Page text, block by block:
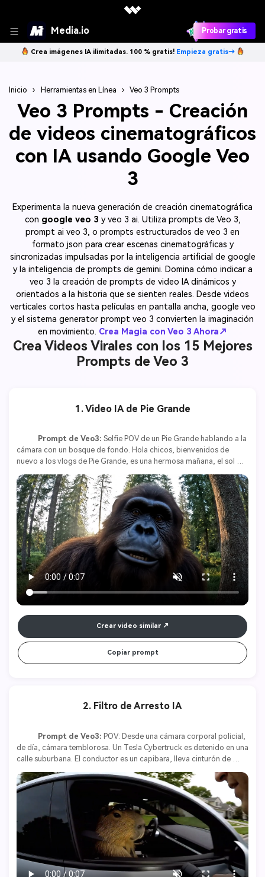
Media.io Probar gratis
Crea imágenes IA ilimitadas. 100 % gratis! Empieza gratis→
Inicio › Herramientas en Línea › Veo 3 Prompts
Veo 3 Prompts - Creación
de videos cinematográficos
con IA usando Google Veo
3
Experimenta la nueva generación de creación cinematográfica
con google veo 3 y veo 3 ai. Utiliza prompts de Veo 3,
prompt ai veo 3, o prompts estructurados de veo 3 en
formato json para crear escenas cinematográficas y
sincronizadas impulsadas por la inteligencia artificial de google
y la inteligencia de prompts de gemini. Domina cómo indicar a
veo 3 la creación de prompts de video IA dinámicos y
orientados a la historia que se sienten reales. Desde videos
verticales cortos hasta películas en pantalla ancha, google veo
y el sistema generator prompt veo 3 convierten la imaginación
en movimiento. Crea Magia con Veo 3 Ahora↗
Crea Videos Virales con los 15 Mejores
Prompts de Veo 3
1. Video IA de Pie Grande
Prompt de Veo3: Selfie POV de un Pie Grande hablando a la
cámara con un bosque de fondo. Hola chicos, bienvenidos de
nuevo a los vlogs de Pie Grande, es una hermosa mañana, el sol
brilla, los pájaros cantan, absolutamente un día perfecto
Crear video similar
Copiar prompt
2. Filtro de Arresto IA
Prompt de Veo3: POV: Desde una cámara corporal policial,
de día, cámara temblorosa. Un Tesla Cybertruck es detenido en una
calle suburbana. El conductor es un capibara, lleva cinturón de
acerca, su linterna se refleja en la ventana del auto. Oficial (con
firmeza): "Señor, ¿sabe que conduce a 90 mph en una zona de 40
mph?" Capibara (refunfuñando, molesto): "Oficial, tengo otra cosa
que hacer." De repente, el capibara pisa el acelerador. Las llantas
chirrían y el Cybertruck se va a toda velocidad.